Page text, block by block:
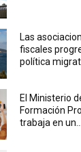
Las
fiscales
política
El Ministerio
Formación
trabaja en un...